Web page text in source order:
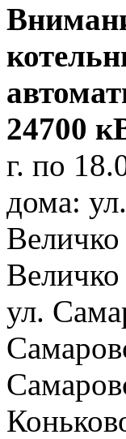
24700
г. по
дома:
ул.